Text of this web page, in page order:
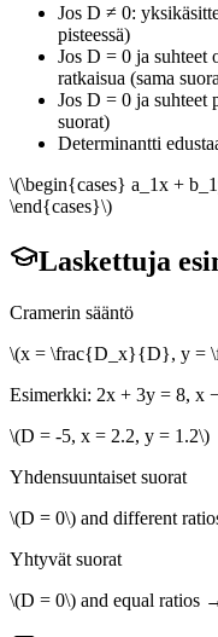
Jos D ≠ 0:
pisteessä)
Jos D = 0 ja suhteet
ratkaisua (sama
Jos D = 0 ja suhteet
suorat)
Determinantti
\(\begin{cases} a_1x +
\end{cases}\)
Laskettuja
Cramerin sääntö
\(x = \frac{D_x}{D}, y =
Esimerkki: 2x + 3y = 8, x
\(D = -5, x = 2.2, y = 1.2\)
Yhdensuuntaiset suorat
\(D = 0\) and different
Yhtyvät suorat
\(D = 0\) and equal ratios